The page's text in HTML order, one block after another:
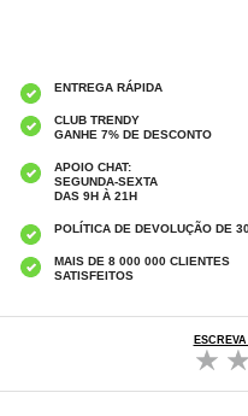
ENTREGA RÁPIDA
CLUB TRENDY
GANHE 7% DE DESCONTO
APOIO CHAT:
SEGUNDA-SEXTA
DAS 9H À 21H
POLÍTICA DE DEVOLUÇÃO DE
MAIS DE 8 000 000 CLIENTES
SATISFEITOS